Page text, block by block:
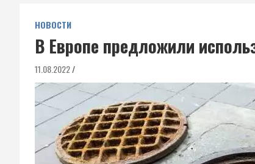
НОВОСТИ
В Европе предложили
11.08.2022